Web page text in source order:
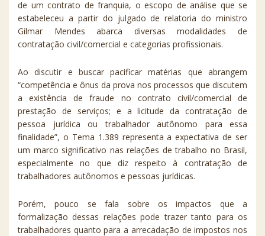
de um contrato de franquia, o escopo de análise que se
estabeleceu a partir do julgado de relatoria do ministro
Gilmar Mendes abarca diversas modalidades de
contratação civil/comercial e categorias profissionais.
Ao discutir e buscar pacificar matérias que abrangem
“competência e ônus da prova nos processos que discutem
a existência de fraude no contrato civil/comercial de
prestação de serviços; e a licitude da contratação de
pessoa jurídica ou trabalhador autônomo para essa
finalidade”, o Tema 1.389 representa a expectativa de ser
um marco significativo nas relações de trabalho no Brasil,
especialmente no que diz respeito à contratação de
trabalhadores autônomos e pessoas jurídicas.
Porém, pouco se fala sobre os impactos que a
formalização dessas relações pode trazer tanto para os
trabalhadores quanto para a arrecadação de impostos nos